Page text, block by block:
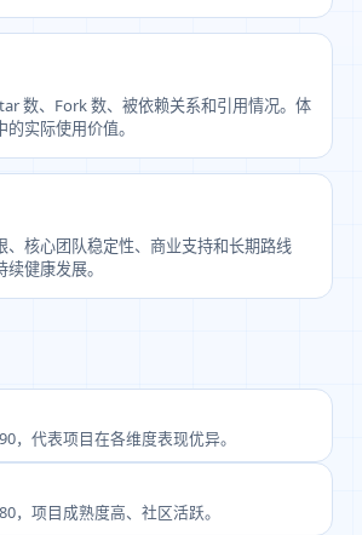
数、Fork 数、被依赖关系和引用情况。体
实际使用价值。
、核心团队稳定性、商业支持和长期路线
健康发展。
，代表项目在各维度表现优异。
，项目成熟度高、社区活跃。